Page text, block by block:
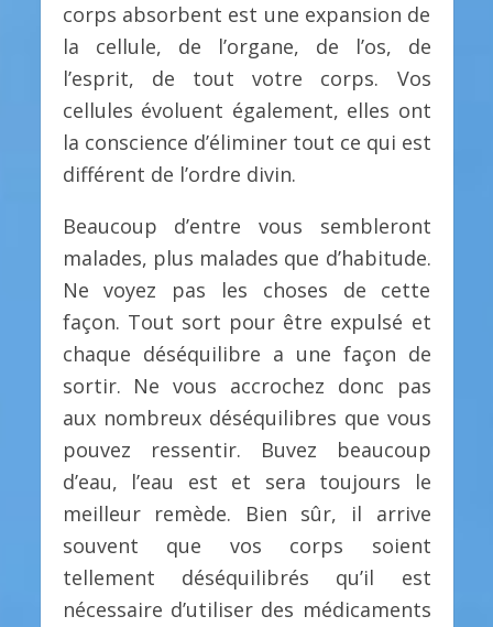
corps absorbent est une expansion de
la cellule, de l’organe, de l’os, de
l’esprit, de tout votre corps. Vos
cellules évoluent également, elles ont
la conscience d’éliminer tout ce qui est
différent de l’ordre divin.
Beaucoup d’entre vous sembleront
malades, plus malades que d’habitude.
Ne voyez pas les choses de cette
façon. Tout sort pour être expulsé et
chaque déséquilibre a une façon de
sortir. Ne vous accrochez donc pas
aux nombreux déséquilibres que vous
pouvez ressentir. Buvez beaucoup
d’eau, l’eau est et sera toujours le
meilleur remède. Bien sûr, il arrive
souvent que vos corps soient
tellement déséquilibrés qu’il est
nécessaire d’utiliser des médicaments